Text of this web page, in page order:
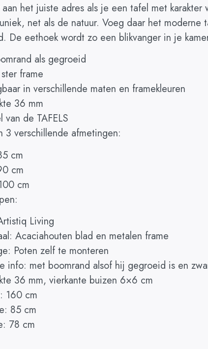
aan het juiste adres als je een tafel met
net als de natuur. Voeg daar het
De eethoek wordt zo een blikvanger in je
als gegroeid
frame
in verschillende maten en framekleuren
36 mm
van de TAFELS
3 verschillende afmetingen:
cm
cm
cm
Living
Acaciahouten blad en metalen frame
Poten zelf te monteren
info: met boomrand alsof hij gegroeid is en
36 mm, vierkante buizen 6×6 cm
160 cm
85 cm
78 cm